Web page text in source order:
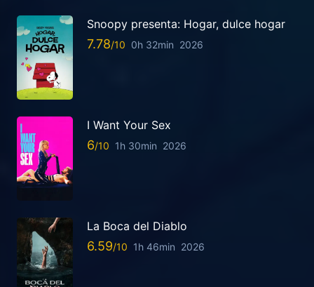
Snoopy presenta: Hogar, dulce hogar
7.78 0h 32min 2026
I Want Your Sex
6 1h 30min 2026
La Boca del Diablo
6.59 1h 46min 2026